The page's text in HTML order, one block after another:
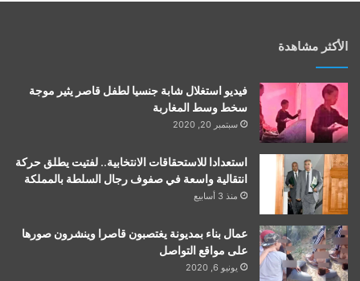
الأكثر مشاهدة
فيديو استغلال شابة جنسيا لطفل قاصر يثير موجة
سخط وسط المغاربة
سبتمبر 20, 2020
استعدادا للاستحقاقات الانتخابية.. لفتيت يطلق حركة
انتقالية واسعة في صفوف رجال السلطة بالمملكة
منذ 3 أسابيع
عمال بناء بمديونة يغتصبون قاصرا وينشرون صورها
على مواقع التواصل
يونيو 6, 2020